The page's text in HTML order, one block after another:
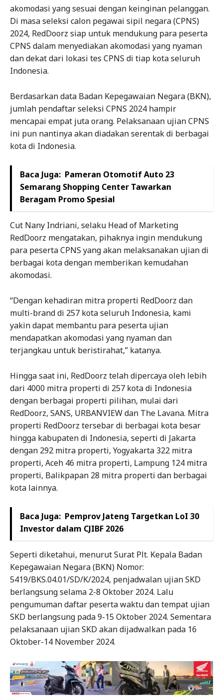
akomodasi yang sesuai dengan keinginan pelanggan.
Di masa seleksi calon pegawai sipil negara (CPNS)
2024, RedDoorz siap untuk mendukung para peserta
CPNS dalam menyediakan akomodasi yang nyaman
dan dekat dari lokasi tes CPNS di tiap kota seluruh
Indonesia.
Berdasarkan data Badan Kepegawaian Negara (BKN),
jumlah pendaftar seleksi CPNS 2024 hampir
mencapai empat juta orang. Pelaksanaan ujian CPNS
ini pun nantinya akan diadakan serentak di berbagai
kota di Indonesia.
Baca Juga: Pameran Otomotif Auto 23
Semarang Shopping Center Tawarkan
Beragam Promo Spesial
Cut Nany Indriani, selaku Head of Marketing
RedDoorz mengatakan, pihaknya ingin mendukung
para peserta CPNS yang akan melaksanakan ujian di
berbagai kota dengan memberikan kemudahan
akomodasi.
“Dengan kehadiran mitra properti RedDoorz dan
multi-brand di 257 kota seluruh Indonesia, kami
yakin dapat membantu para peserta ujian
mendapatkan akomodasi yang nyaman dan
terjangkau untuk beristirahat,” katanya.
Hingga saat ini, RedDoorz telah dipercaya oleh lebih
dari 4000 mitra properti di 257 kota di Indonesia
dengan berbagai properti pilihan, mulai dari
RedDoorz, SANS, URBANVIEW dan The Lavana. Mitra
properti RedDoorz tersebar di berbagai kota besar
hingga kabupaten di Indonesia, seperti di Jakarta
dengan 292 mitra properti, Yogyakarta 322 mitra
properti, Aceh 46 mitra properti, Lampung 124 mitra
properti, Balikpapan 28 mitra properti dan berbagai
kota lainnya.
Baca Juga: Pemprov Jateng Targetkan LoI 30
Investor dalam CJIBF 2026
Seperti diketahui, menurut Surat Plt. Kepala Badan
Kepegawaian Negara (BKN) Nomor:
5419/BKS.04.01/SD/K/2024, penjadwalan ujian SKD
berlangsung selama 2-8 Oktober 2024. Lalu
pengumuman daftar peserta waktu dan tempat ujian
SKD berlangsung pada 9-15 Oktober 2024. Sementara
pelaksanaan ujian SKD akan dijadwalkan pada 16
Oktober-14 November 2024.